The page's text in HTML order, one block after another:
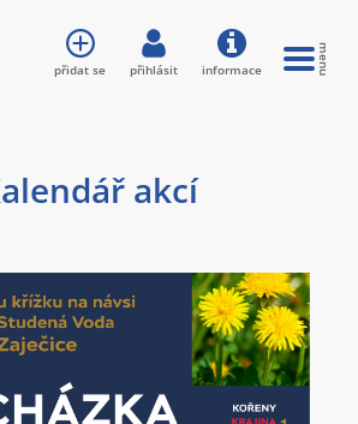
akcí
přidat se přihlásit informace